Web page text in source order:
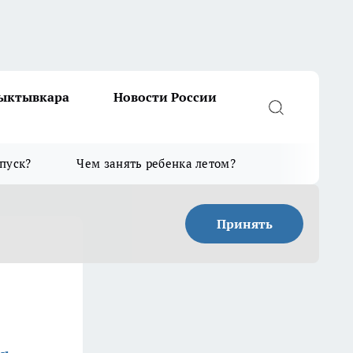
Новости России
Чем занять ребенка летом?
Принять